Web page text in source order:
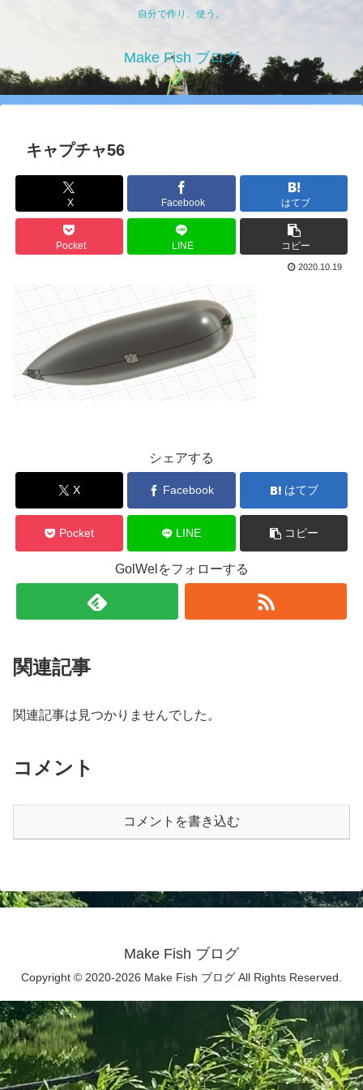
自分で作り、使う。
Make Fish ブログ
キャプチャ56
X Facebook はてブ
Pocket LINE コピー
2020.10.19
シェアする
X Facebook はてブ
Pocket LINE コピー
GolWelをフォローする
関連記事
関連記事は見つかりませんでした。
コメント
コメントを書き込む
Make Fish ブログ
Copyright © 2020-2026 Make Fish ブログ All Rights Reserved.